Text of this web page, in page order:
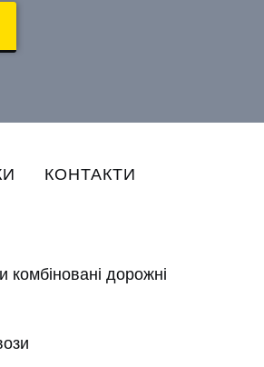
КОНТАКТИ
дорожні